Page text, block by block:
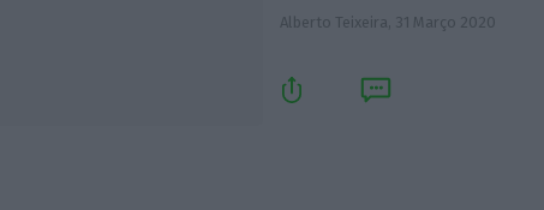
Alberto Teixeira, 31 Março 2020